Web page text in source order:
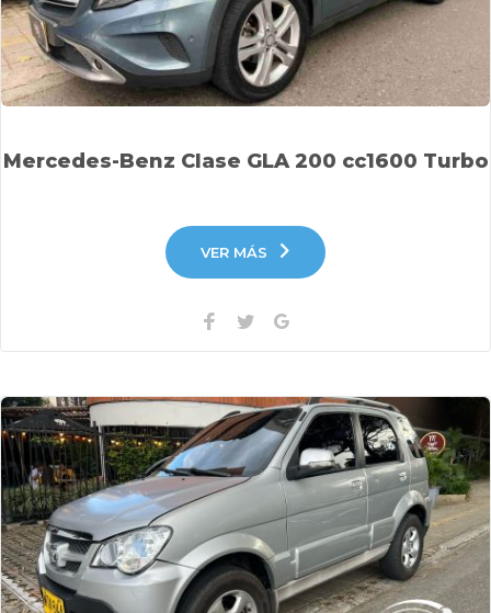
Mercedes-Benz Clase GLA 200 cc1600 Turbo
VER MÁS
Facebook
Twitter